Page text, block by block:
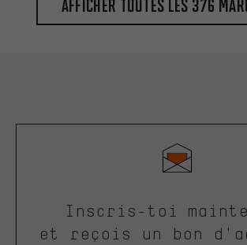
Afficher toutes les 376
Inscris-toi
et reçois un bon